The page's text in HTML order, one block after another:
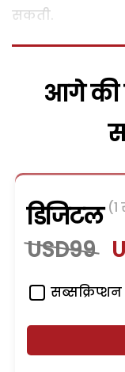
सकती.
आगे की
डिजिटल (1
USD99